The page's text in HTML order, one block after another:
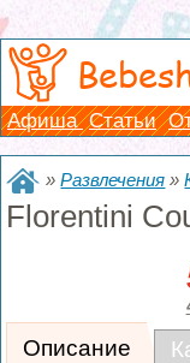
Афиша Статьи
»Развлечения »
Florentini
Описание